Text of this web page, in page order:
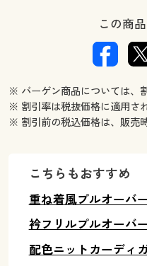
この商
※ バーゲン商品については、
※ 割引率は税抜価格に適用さ
※ 割引前の税込価格は、販売
こちらもおすすめ
重ね着風プルオーバー
衿フリルプルオーバー
配色ニットカーディ